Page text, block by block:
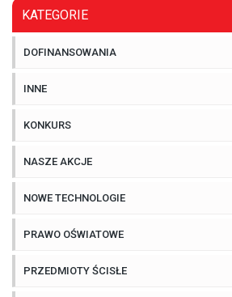
KATEGORIE
DOFINANSOWANIA
INNE
KONKURS
NASZE AKCJE
NOWE TECHNOLOGIE
PRAWO OŚWIATOWE
PRZEDMIOTY ŚCISŁE